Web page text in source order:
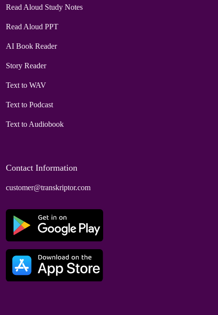
Read Aloud Study Notes
Read Aloud PPT
AI Book Reader
Story Reader
Text to WAV
Text to Podcast
Text to Audiobook
Contact Information
customer@transkriptor.com